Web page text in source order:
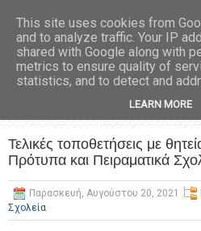
Τελικές τοποθετήσεις με
Πρότυπα και Πειραματικά
Παρασκευή, Αυγούστου 20, 2021
Σχολεία
This site uses cookies from
and to analyze traffic. Your IP
shared with Google along with
metrics to ensure quality of
statistics, and to detect and
LEARN MORE